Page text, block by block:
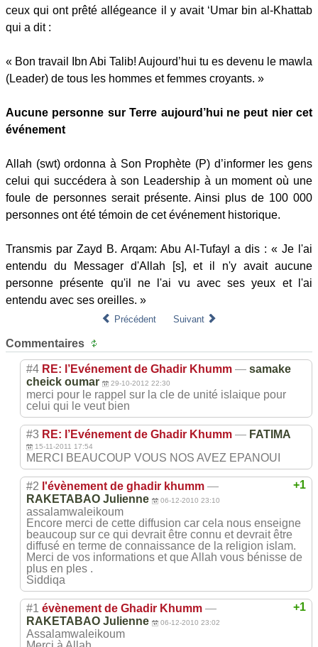
ceux qui ont prêté allégeance il y avait ‘Umar bin al-Khattab
qui a dit :
« Bon travail Ibn Abi Talib! Aujourd’hui tu es devenu le mawla
(Leader) de tous les hommes et femmes croyants. »
Aucune personne sur Terre aujourd’hui ne peut nier cet
événement
Allah (swt) ordonna à Son Prophète (P) d’informer les gens
celui qui succédera à son Leadership à un moment où une
foule de personnes serait présente. Ainsi plus de 100 000
personnes ont été témoin de cet événement historique.
Transmis par Zayd B. Arqam: Abu Al-Tufayl a dis : « Je l'ai
entendu du Messager d'Allah [s], et il n'y avait aucune
personne présente qu'il ne l'ai vu avec ses yeux et l'ai
entendu avec ses oreilles. »
Précédent Suivant
Commentaires
#4 RE: l’Evénement de Ghadir Khumm — samake
cheick oumar
29-10-2012 22:30
merci pour le rappel sur la cle de unité islaique pour
celui qui le veut bien
#3 RE: l’Evénement de Ghadir Khumm — FATIMA
15-11-2011 17:54
MERCI BEAUCOUP VOUS NOS AVEZ EPANOUI
+1
#2 l'évènement de ghadir khumm —
RAKETABAO Julienne
06-12-2010 23:10
assalamwaleikoum
Encore merci de cette diffusion car cela nous enseigne
beaucoup sur ce qui devrait être connu et devrait être
diffusé en terme de connaissance de la religion islam.
Merci de vos informations et que Allah vous bénisse de
plus en ples .
Siddiqa
+1
#1 évènement de Ghadir Khumm —
RAKETABAO Julienne
06-12-2010 23:02
Assalamwaleikoum